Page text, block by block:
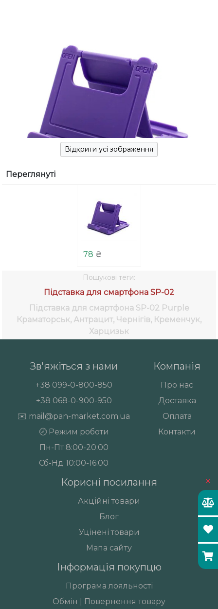
×
Відкрити усі зображення
Переглянуті
78 ₴
Пошукові теги:
Підставка для смартфона SP-02
Підставка для смартфона SP-02 Purple
Краматорськ, Антрацит, Чернігів, Кременчук,
Харцизьк
Зв'яжіться з нами
+38 099-0-800-850
+38 068-0-900-950
✉️ mail@pan-market.com.ua
🕗 Режим роботи
Пн-Пт 8:00-20:00
Сб-Нд 10:00-16:00
Компанія
Про нас
Доставка
Оплата
Контакти
Корисні посилання
Акційні товари
Блог
Уцінені товари
Мапа сайту
Інформація покупцю
Програма лояльності
Обмін | Повернення товару